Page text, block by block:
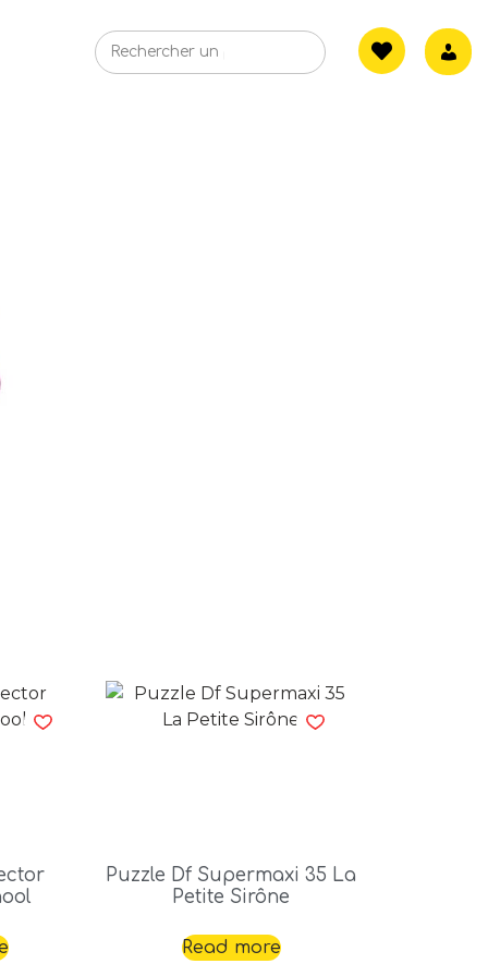
Puzzle Df Supermaxi 35 La
Petite Sirône
Read more